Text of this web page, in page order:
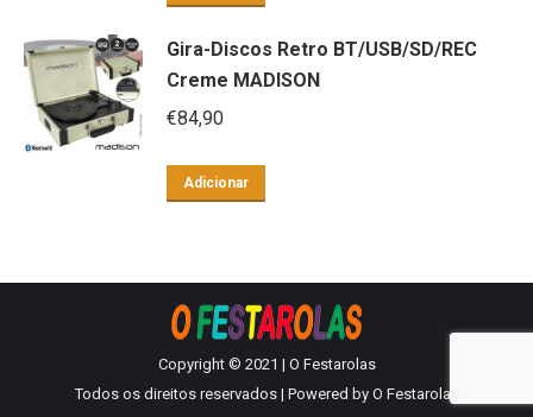
Gira-Discos Retro BT/USB/SD/REC
Creme MADISON
€84,90
Adicionar
Copyright © 2021 | O Festarolas
Todos os direitos reservados | Powered by O Festarolas